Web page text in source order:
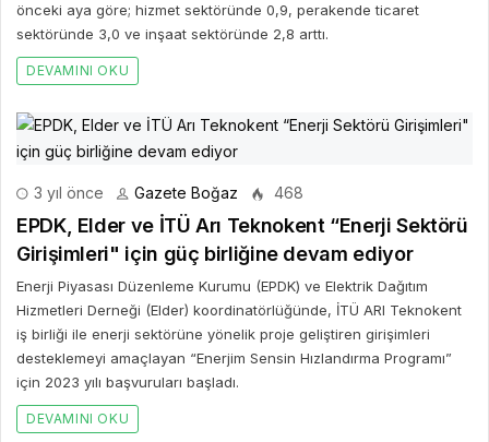
önceki aya göre; hizmet sektöründe 0,9, perakende ticaret
sektöründe 3,0 ve inşaat sektöründe 2,8 arttı.
DEVAMINI OKU
3 yıl önce Gazete Boğaz 468
EPDK, Elder ve İTÜ Arı Teknokent “Enerji Sektörü
Girişimleri" için güç birliğine devam ediyor
Enerji Piyasası Düzenleme Kurumu (EPDK) ve Elektrik Dağıtım
Hizmetleri Derneği (Elder) koordinatörlüğünde, İTÜ ARI Teknokent
iş birliği ile enerji sektörüne yönelik proje geliştiren girişimleri
desteklemeyi amaçlayan “Enerjim Sensin Hızlandırma Programı”
için 2023 yılı başvuruları başladı.
DEVAMINI OKU